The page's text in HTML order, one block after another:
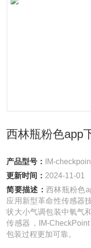
西林瓶粉色app
产品型号：
IM-
更新时间： 2024-11-01
简要描述：西林瓶粉色
应用新型革命性传感器技
状大小气调包装中氧气和
传感器，IM-
包装过程更加可靠。